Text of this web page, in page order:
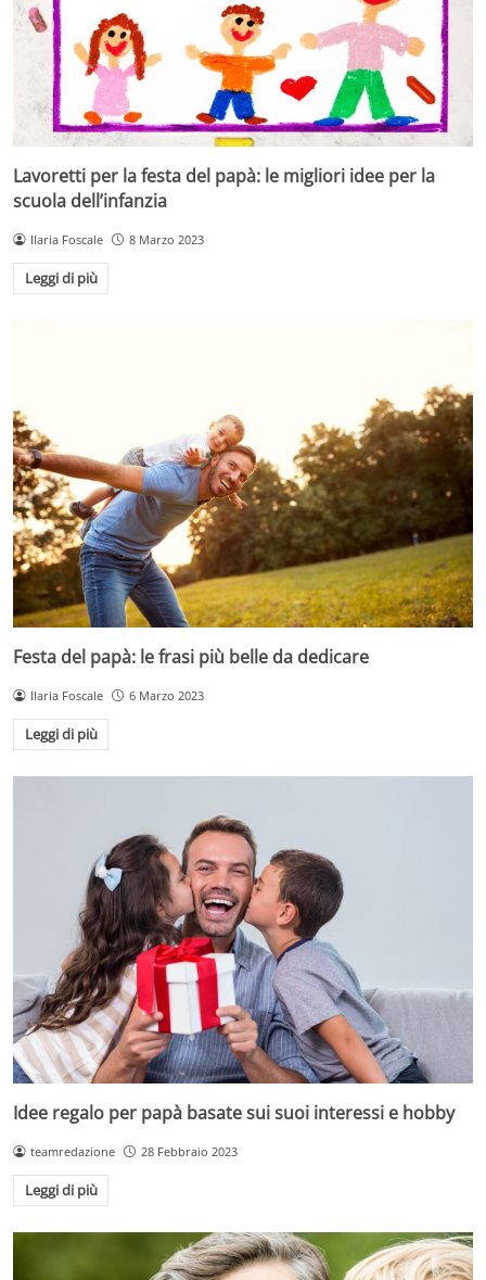
Lavoretti per la festa del papà: le migliori idee per la
scuola dell’infanzia
Ilaria Foscale 8 Marzo 2023
Leggi di più
Festa del papà: le frasi più belle da dedicare
Ilaria Foscale 6 Marzo 2023
Leggi di più
Idee regalo per papà basate sui suoi interessi e hobby
teamredazione 28 Febbraio 2023
Leggi di più